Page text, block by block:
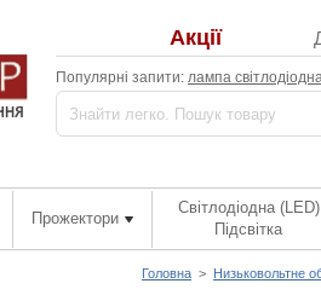
Акції
Популярні запити: лампа
Прожектори
Світлодіодна (LED)
Підсвітка
Головна > Низьковольтне